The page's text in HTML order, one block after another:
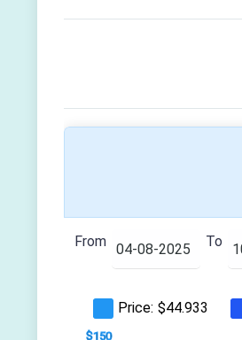
From To
Price: $44.933
$150